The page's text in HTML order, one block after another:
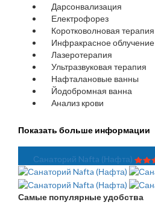
Дарсонвализация
Електрофорез
Коротковолновая терапия
Инфракрасное облучение
Лазеротерапия
Ультразвуковая терапия
Нафталановые ванны
Йодобромная ванна
Анализ крови
Показать больше информации
Санаторий Nafta (Нафта)
Самые популярные удобства